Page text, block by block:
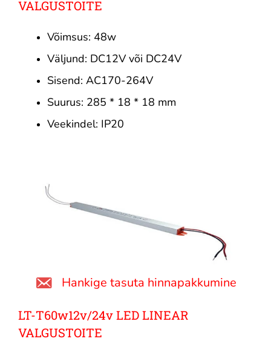
VALGUSTOITE
Võimsus: 48w
Väljund: DC12V või DC24V
Sisend: AC170-264V
Suurus: 285 * 18 * 18 mm
Veekindel: IP20
Hankige tasuta hinnapakkumine
LT-T60w12v/24v LED LINEAR
VALGUSTOITE